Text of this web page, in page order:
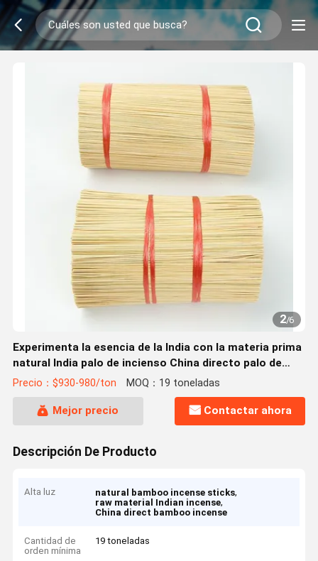
2/6
Experimenta la esencia de la India con la materia prima
natural India palo de incienso China directo palo de
bambú incienso
Precio：$930-980/ton MOQ：19 toneladas
Mejor precio Contactar ahora
Descripción De Producto
Alta luz natural bamboo incense sticks,
raw material Indian incense,
China direct bamboo incense
Cantidad de
orden mínima
19 toneladas